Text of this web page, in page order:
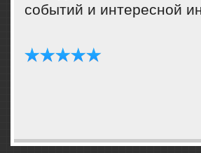
сοбытий и интереснοй